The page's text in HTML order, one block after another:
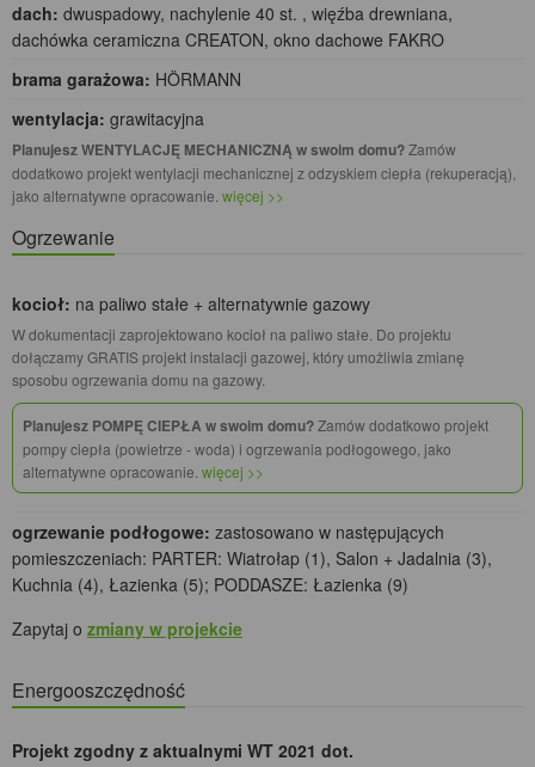
dach: dwuspadowy, nachylenie 40 st. , więźba drewniana,
dachówka ceramiczna CREATON, okno dachowe FAKRO
brama garażowa: HÖRMANN
wentylacja: grawitacyjna
Planujesz WENTYLACJĘ MECHANICZNĄ w swoim domu?Zamów
dodatkowo projekt wentylacji mechanicznej z odzyskiem ciepła (rekuperacją),
jako alternatywne opracowanie. więcej >>
Ogrzewanie
kocioł: na paliwo stałe + alternatywnie gazowy
W dokumentacji zaprojektowano kocioł na paliwo stałe. Do projektu
dołączamy GRATIS projekt instalacji gazowej, który umożliwia zmianę
sposobu ogrzewania domu na gazowy.
Planujesz POMPĘ CIEPŁA w swoim domu?Zamów dodatkowo projekt
pompy ciepła (powietrze - woda) i ogrzewania podłogowego, jako
alternatywne opracowanie. więcej >>
ogrzewanie podłogowe: zastosowano w następujących
pomieszczeniach: PARTER: Wiatrołap (1), Salon + Jadalnia (3),
Kuchnia (4), Łazienka (5); PODDASZE: Łazienka (9)
Zapytaj o zmiany w projekcie
Energooszczędność
Projekt zgodny z aktualnymi WT 2021 dot.